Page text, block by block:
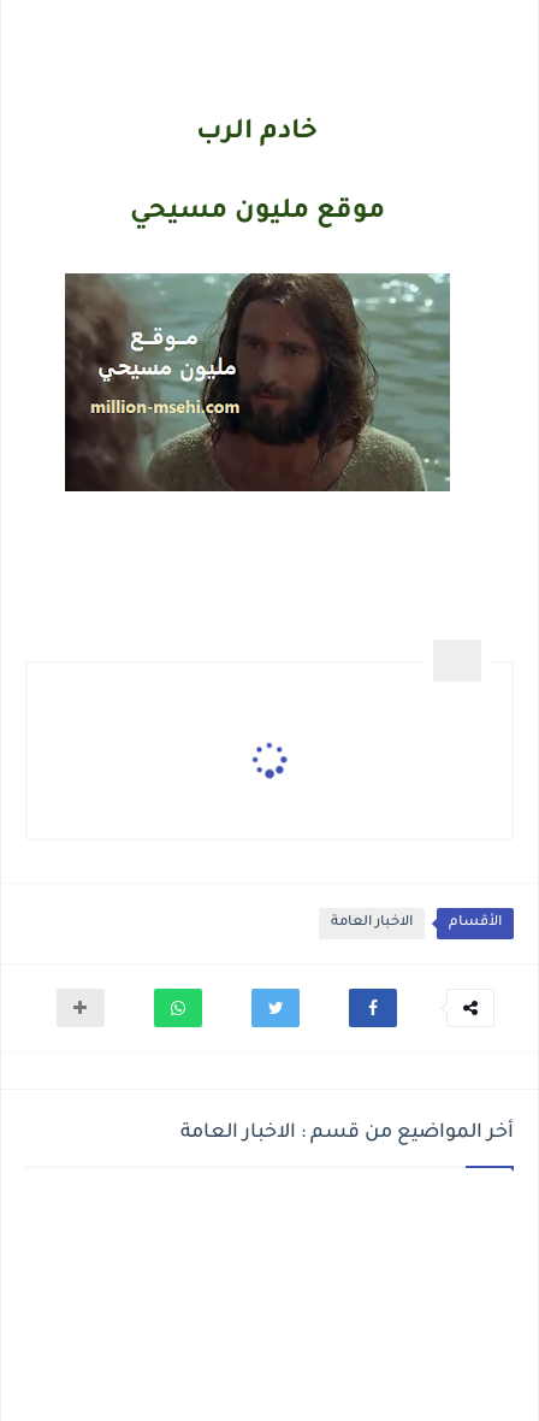
خادم الرب
موقع مليون مسيحي
الأقسام الاخبار العامة
أخر المواضيع من قسم : الاخبار العامة